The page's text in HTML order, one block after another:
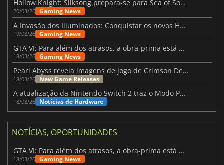
Hollow Knight: Silksong prepara-se para Sea of Sorrow com um patch
20/03/26 Gaming News
A Invasão dos Illuminados: Conquistar os novos Helldivers 2 Atualização!
19/03/26 Gaming News
GTA VI: Para além dos atrasos, a obra-prima está quase a chegar
18/03/26 Gaming News
Pearl Abyss revela imagens de jogo de Crimson Desert para a PS5
18/03/26 New Game Releases
A atualização da Nintendo Switch 2 traz o Modo Portátil aos jogos mais antigos da Switch
18/03/26 Notícias de Hardware
NOTÍCIAS, OPORTUNIDADES
GTA VI: Para além dos atrasos, a obra-prima está quase a chegar
18/03/26 Gaming News